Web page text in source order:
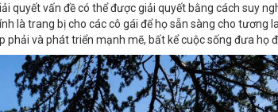
quyết vấn đề có thể được giải quyết bằng cách suy
là trang bị cho các cô gái để họ sẵn sàng cho tương
và phát triển mạnh mẽ, bất kể cuộc sống đưa họ